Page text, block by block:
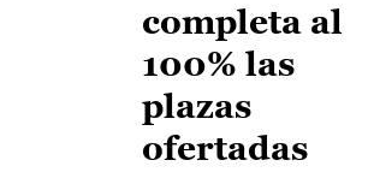
completa al
100% las
plazas
ofertadas